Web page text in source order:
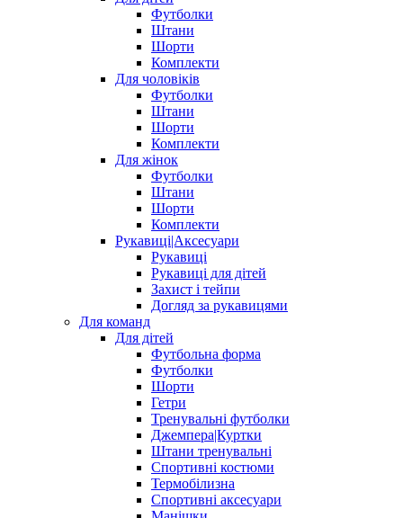
Футболки
Штани
Шорти
Комплекти
Для чоловіків
Футболки
Штани
Шорти
Комплекти
Для жінок
Футболки
Штани
Шорти
Комплекти
Рукавиці|Аксесуари
Рукавиці
Рукавиці для дітей
Захист і тейпи
Догляд за рукавицями
Для команд
Для дітей
Футбольна форма
Футболки
Шорти
Гетри
Тренувальні футболки
Джемпера|Куртки
Штани тренувальні
Спортивні костюми
Термобілизна
Спортивні аксесуари